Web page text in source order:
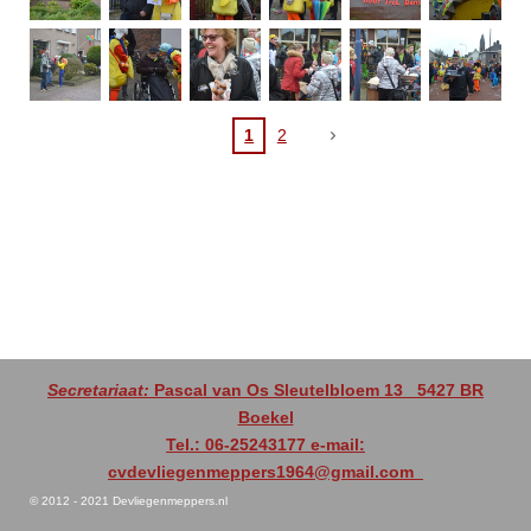
1 2
Secretariaat: Pascal van Os Sleutelbloem 13 5427 BR
Boekel
Tel.: 06-25243177 e-mail:
cvdevliegenmeppers1964@gmail.com
© 2012 - 2021 Devliegenmeppers.nl